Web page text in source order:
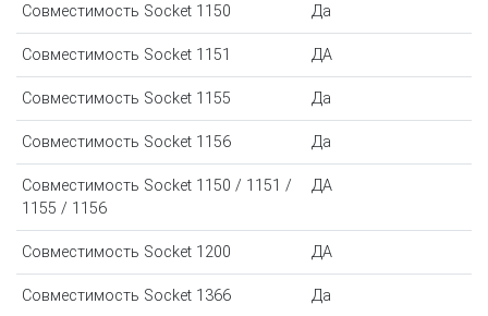
Совместимость Socket 1150 Да
Совместимость Socket 1151 ДА
Совместимость Socket 1155 Да
Совместимость Socket 1156 Да
Совместимость Socket 1150 / 1151 /
1155 / 1156
ДА
Совместимость Socket 1200 ДА
Совместимость Socket 1366 Да